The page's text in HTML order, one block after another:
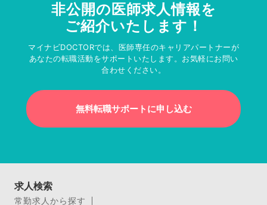
非公開の医師求人情報を
ご紹介いたします！
マイナビDOCTORでは、医師専任のキャリアパートナーが
あなたの転職活動をサポートいたします。お気軽にお問い
合わせください。
無料転職サポートに申し込む
求人検索
常勤求人から探す